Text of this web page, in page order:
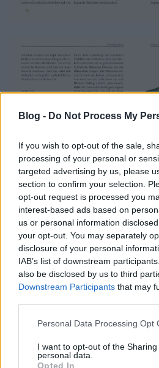
Blog - Do Not Process My
If you wish to opt-out of the sale,
processing of your personal or
targeted advertising by us, please
section to confirm your selection.
opt-out request is processed you
interest-based ads based on
us or personal information
your opt-out. You may separately
disclosure of your personal
IAB’s list of downstream
also be disclosed by us to third
Downstream Participants that may
Please note that this website/app
not limited to your visit or usage
grant or deny consent to Google
Personal Data Processing Opt
I want to opt-out of the
personal data.
Opted In
A természet kedvelőjeként
bizarrnak tűnő szokásról
most mégis olyanokkal bővült
nem hallottam azelőtt. A
repkedő káposztalepkék
jövőben senki sem fog igényt
kívül, persze. Micsoda gáláns
sokszor humoros hangnemet